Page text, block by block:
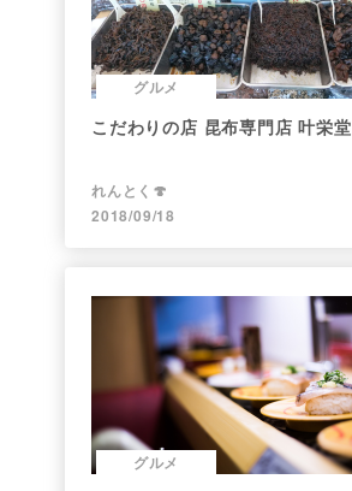
グルメ
こだわりの店 昆布専門店 叶栄堂
れんとく🍄
2018/09/18
グルメ